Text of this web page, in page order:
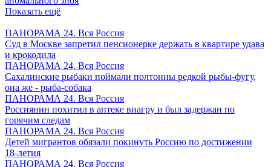
Показать ещё
ПАНОРАМА 24. Вся Россия
Суд в Москве запретил пенсионерке держать в квартире удава
и крокодила
ПАНОРАМА 24. Вся Россия
Сахалинские рыбаки поймали полтонны редкой рыбы-фугу,
она же - рыба-собака
ПАНОРАМА 24. Вся Россия
Россиянин похитил в аптеке виагру и был задержан по
горячим следам
ПАНОРАМА 24. Вся Россия
Детей мигрантов обязали покинуть Россию по достижении
18-летия
ПАНОРАМА 24. Вся Россия